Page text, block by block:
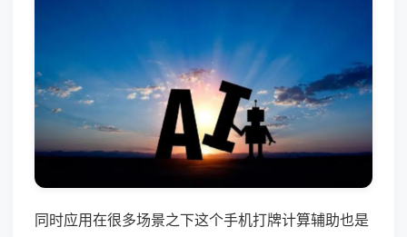
同时应用在很多场景之下这个手机打牌计算辅助也是